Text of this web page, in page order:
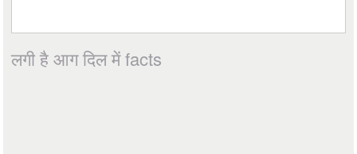
लगी है आग दिल में facts